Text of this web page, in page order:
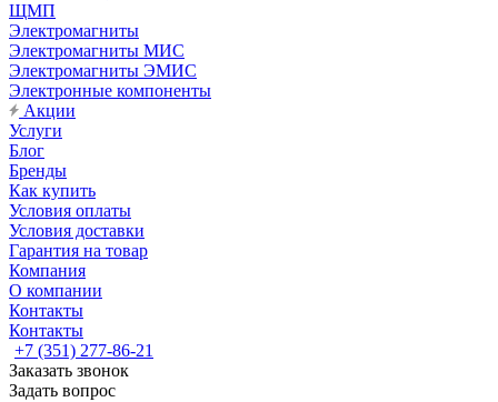
ЩМП
Электромагниты
Электромагниты МИС
Электромагниты ЭМИС
Электронные компоненты
Акции
Услуги
Блог
Бренды
Как купить
Условия оплаты
Условия доставки
Гарантия на товар
Компания
О компании
Контакты
Контакты
+7 (351) 277-86-21
Заказать звонок
Задать вопрос